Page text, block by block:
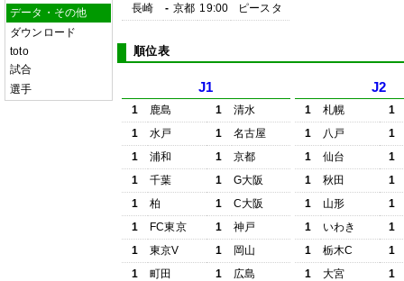
データ・その他
ダウンロード
toto
試合
選手
長崎
- 京都 19:00 ピースタ
順位表
J1
1 鹿島 1
清水
1
水戸 1
名古屋
1
浦和 1
京都
1
千葉 1
G大阪
1
柏 1
C大阪
1
FC東京 1
神戸
1
東京V 1
岡山
1
町田 1
広島
J2
1 札幌
1
1
八戸
1
1
仙台
1
1
秋田
1
1
山形
1
1
いわき
1
1
栃木C
1
1
大宮
1